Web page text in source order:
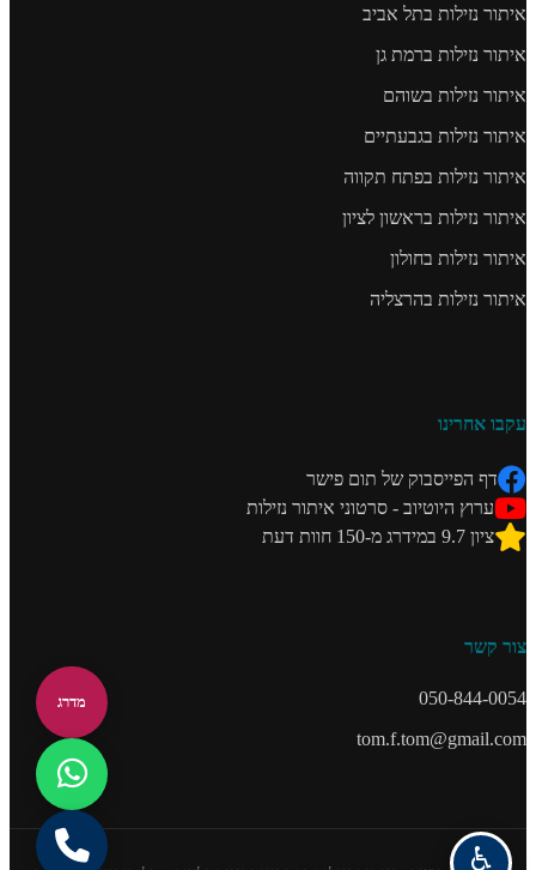
איתור נזילות בתל אביב
איתור נזילות ברמת גן
איתור נזילות בשוהם
איתור נזילות בגבעתיים
איתור נזילות בפתח תקווה
איתור נזילות בראשון לציון
איתור נזילות בחולון
איתור נזילות בהרצליה
עקבו אחרינו
דף הפייסבוק של תום פישר
ערוץ היוטיוב - סרטוני איתור נזילות
ציון 9.7 במידרג מ-150 חוות דעת
צור קשר
050-844-0054
tom.f.tom@gmail.com
מדרג
♿